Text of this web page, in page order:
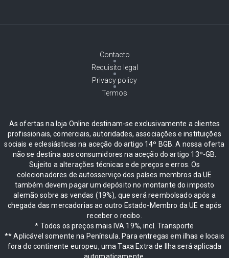
Contacto
Requisito legal
Privacy policy
Termos
As ofertas na loja Online destinam-se exclusivamente a clientes
profissionais, comerciais, autoridades, associações e instituições
sociais e eclesiásticas na aceção do artigo 14º BGB. A nossa oferta
não se destina aos consumidores na aceção do artigo 13º-GB.
Sujeito a alterações técnicas e de preços e erros. Os
colecionadores de autosserviço dos países membros da UE
também devem pagar um depósito no montante do imposto
alemão sobre as vendas (19%), que será reembolsado após a
chegada das mercadorias ao outro Estado-Membro da UE e após
receber o recibo.
* Todos os preços mais IVA 19%, incl. Transporte
** Aplicável somente na Península. Para entregas em ilhas e locais
fora do continente europeu, uma Taxa Extra de Ilha será aplicada
automaticamente.